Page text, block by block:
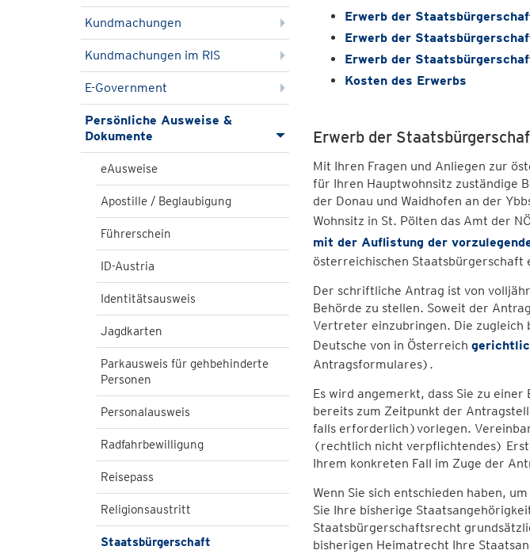
Kundmachungen
Kundmachungen im RIS
E-Government
Persönliche Ausweise &
Dokumente
eAusweise
Apostille / Beglaubigung
Führerschein
ID-Austria
Identitätsausweis
Jagdkarten
Parkausweis für gehbehinderte
Personen
Personalausweis
Radfahrbewilligung
Reisepass
Religionsaustritt
Staatsbürgerschaft
Erwerb der
Erwerb der
Erwerb der
Kosten des Erwerbs
Erwerb der
Mit Ihren Fragen und Anliegen zur
für Ihren Hauptwohnsitz zuständige
der Donau und Waidhofen an der
Wohnsitz in St. Pölten das Amt der
mit der Auflistung der
österreichischen Staatsbürgerschaft
Der schriftliche Antrag ist von
Behörde zu stellen. Soweit der
Vertreter einzubringen. Die zugleich
Deutsche von in Österreich
Antragsformulares).
Es wird angemerkt, dass Sie zu
bereits zum Zeitpunkt der
falls erforderlich)vorlegen.
(rechtlich nicht verpflichtendes)
Ihrem konkreten Fall im Zuge der
Wenn Sie sich entschieden haben,
Sie Ihre bisherige
Staatsbürgerschaftsrecht
bisherigen Heimatrecht Ihre